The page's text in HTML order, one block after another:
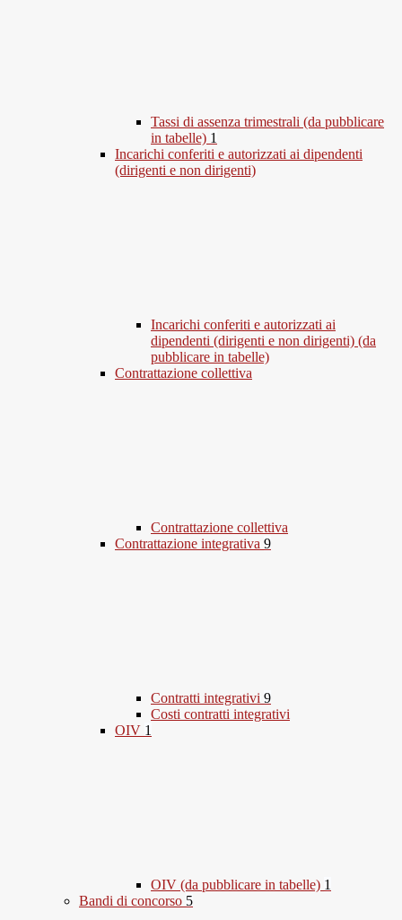
Tassi di assenza trimestrali (da pubblicare
in tabelle) 1
Incarichi conferiti e autorizzati ai dipendenti
(dirigenti e non dirigenti)
Incarichi conferiti e autorizzati ai
dipendenti (dirigenti e non dirigenti) (da
pubblicare in tabelle)
Contrattazione collettiva
Contrattazione collettiva
Contrattazione integrativa 9
Contratti integrativi 9
Costi contratti integrativi
OIV 1
OIV (da pubblicare in tabelle) 1
Bandi di concorso 5